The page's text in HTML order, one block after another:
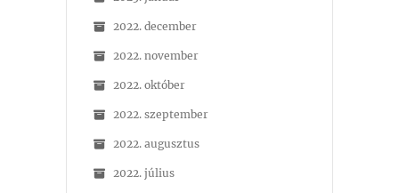
2022. december
2022. november
2022. október
2022. szeptember
2022. augusztus
2022. július